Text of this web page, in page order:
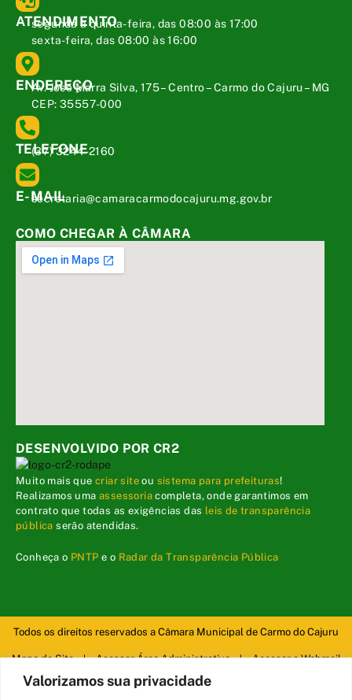
Valorizamos sua privacidade
ATENDIMENTO
segunda a quinta-feira, das 08:00 às 17:00
sexta-feira, das 08:00 às 16:00
ENDEREÇO
Av. José Marra Silva, 175 – Centro – Carmo do Cajuru – MG
CEP: 35557-000
TELEFONE
(37) 3244-2160
E-MAIL
secretaria@camaracarmodocajuru.mg.gov.br
COMO CHEGAR À CÂMARA
DESENVOLVIDO POR CR2
Muito mais quecriar site ou sistema para prefeituras!
Realizamos umaassessoria completa, onde garantimos em
contrato que todas as exigências das leis de transparência
pública serão atendidas.
Conheça o PNTP e o Radar da Transparência Pública
Todos os direitos reservados a Câmara Municipal de Carmo do Cajuru
Mapa do Site Acessar Área Administrativa Acessar o Webmail